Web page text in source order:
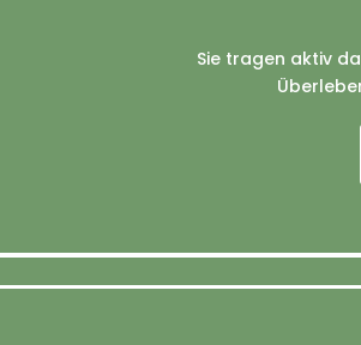
Sie tragen aktiv